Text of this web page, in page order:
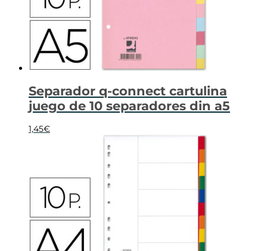
Separador q-connect cartulina
juego de 10 separadores din a5
1,45€